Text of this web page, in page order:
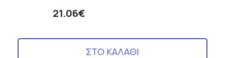
21.06€
ΣΤΟ ΚΑΛΑΘΙ